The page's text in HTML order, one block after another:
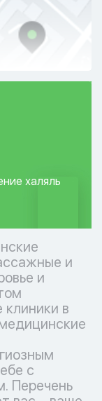
халяль
и
и
в
с
Перечень